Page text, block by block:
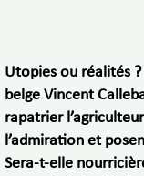
Utopies ou réalités
belge Vincent
rapatrier
l’admiration et
Sera-t-elle